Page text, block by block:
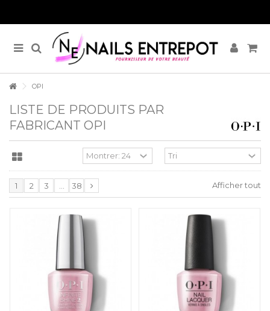
OPI
LISTE DE PRODUITS PAR
FABRICANT OPI
Afficher tout
1 2 3 38